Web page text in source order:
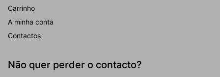
Carrinho
A minha conta
Contactos
Não quer perder o contacto?